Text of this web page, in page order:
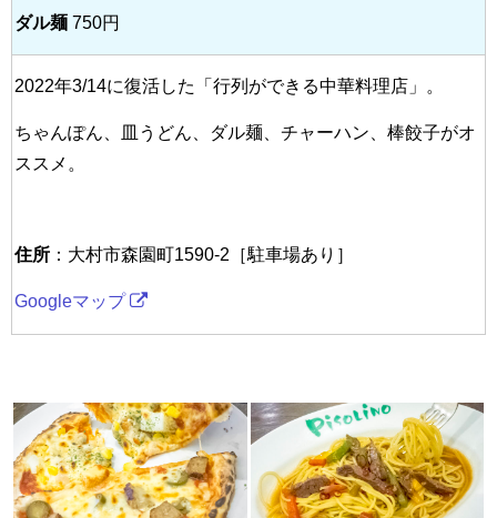
ダル麺 750円
2022年3/14に復活した「行列ができる中華料理店」。
ちゃんぽん、皿うどん、ダル麺、チャーハン、棒餃子がオ
ススメ。
住所 ：大村市森園町1590-2［駐車場あり］
Googleマップ